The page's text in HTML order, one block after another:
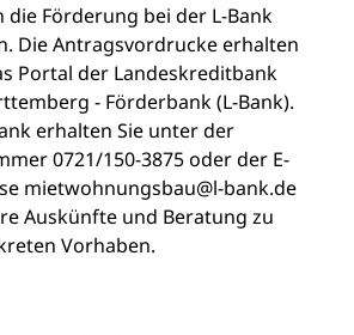
die Förderung bei der L-Bank
Die Antragsvordrucke erhalten
Portal der Landeskreditbank
- Förderbank (L-Bank).
erhalten Sie unter der
0721/150-3875 oder der E-
mietwohnungsbau@l-bank.de
Auskünfte und Beratung zu
Vorhaben.